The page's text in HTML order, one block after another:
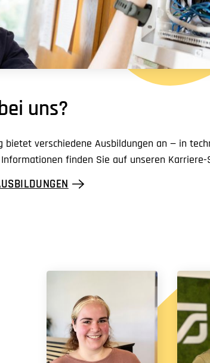
uns?
bietet verschiedene Ausbildungen an — in
finden Sie auf unseren Karriere-